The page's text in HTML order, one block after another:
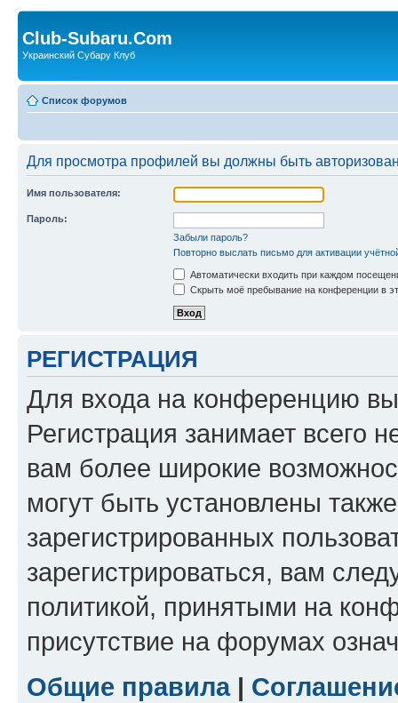
Club-Subaru.Com
Украинский Субару Клуб
Список форумов
Для просмотра профилей вы должны быть
Имя пользователя:
Пароль:
Забыли пароль?
Повторно выслать письмо для активации
Автоматически входить при каждом
Скрыть моё пребывание на конференции в
РЕГИСТРАЦИЯ
Для входа на конференцию
Регистрация занимает всего
вам более широкие
могут быть установлены
зарегистрированных
зарегистрироваться, вам
политикой, принятыми на
присутствие на форумах
Общие правила|